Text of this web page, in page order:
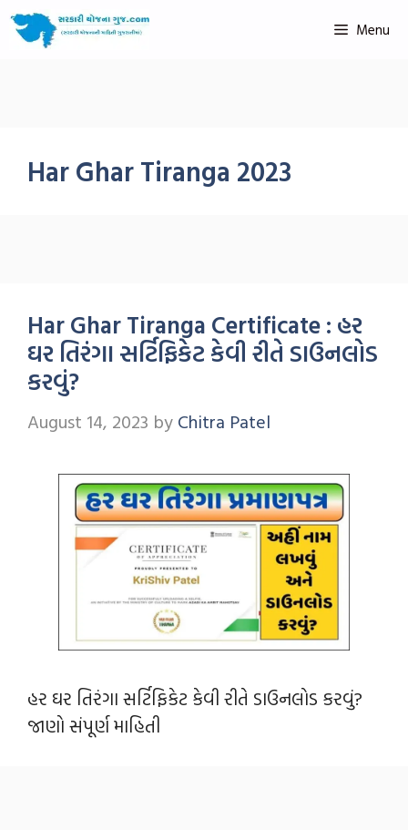
Menu
Har Ghar Tiranga 2023
Har Ghar Tiranga Certificate : હર
ઘર તિરંગા સર્ટિફિકેટ કેવી રીતે ડાઉનલોડ
કરવું?
August 14, 2023 by Chitra Patel
હર ઘર તિરંગા સર્ટિફિકેટ કેવી રીતે ડાઉનલોડ કરવું?
જાણો સંપૂર્ણ માહિતી